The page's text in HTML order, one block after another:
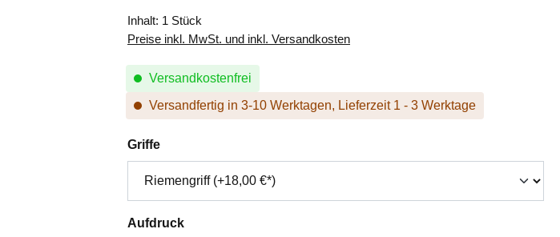
Inhalt: 1 Stück
Preise inkl. MwSt. und inkl. Versandkosten
Versandkostenfrei
Versandfertig in 3-10 Werktagen, Lieferzeit 1 - 3 Werktage
Griffeauswählen
Aufdruckauswählen